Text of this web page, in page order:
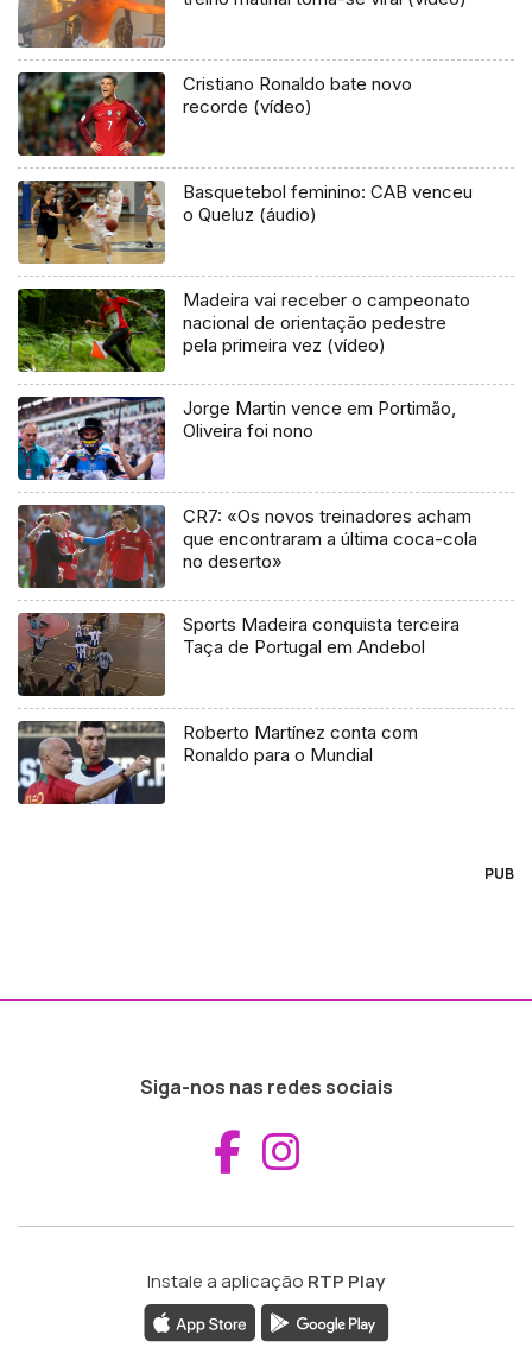
Cristiano Ronaldo bate novo
recorde (vídeo)
Basquetebol feminino: CAB venceu
o Queluz (áudio)
Madeira vai receber o campeonato
nacional de orientação pedestre
pela primeira vez (vídeo)
Jorge Martin vence em Portimão,
Oliveira foi nono
CR7: «Os novos treinadores acham
que encontraram a última coca-cola
no deserto»
Sports Madeira conquista terceira
Taça de Portugal em Andebol
Roberto Martínez conta com
Ronaldo para o Mundial
PUB
Siga-nos nas redes sociais
Aceder ao
Instale a aplicação RTP Play